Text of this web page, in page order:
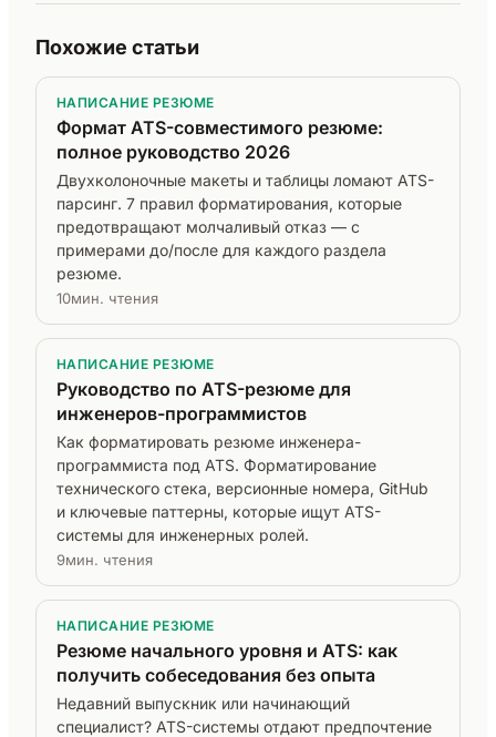
Похожие статьи
НАПИСАНИЕ РЕЗЮМЕ
Формат ATS-совместимого резюме:
полное руководство 2026
Двухколоночные макеты и таблицы ломают ATS-
парсинг. 7 правил форматирования, которые
предотвращают молчаливый отказ — с
примерами до/после для каждого раздела
резюме.
10мин. чтения
НАПИСАНИЕ РЕЗЮМЕ
Руководство по ATS-резюме для
инженеров-программистов
Как форматировать резюме инженера-
программиста под ATS. Форматирование
технического стека, версионные номера, GitHub
и ключевые паттерны, которые ищут ATS-
системы для инженерных ролей.
9мин. чтения
НАПИСАНИЕ РЕЗЮМЕ
Резюме начального уровня и ATS: как
получить собеседования без опыта
Недавний выпускник или начинающий
специалист? ATS-системы отдают предпочтение